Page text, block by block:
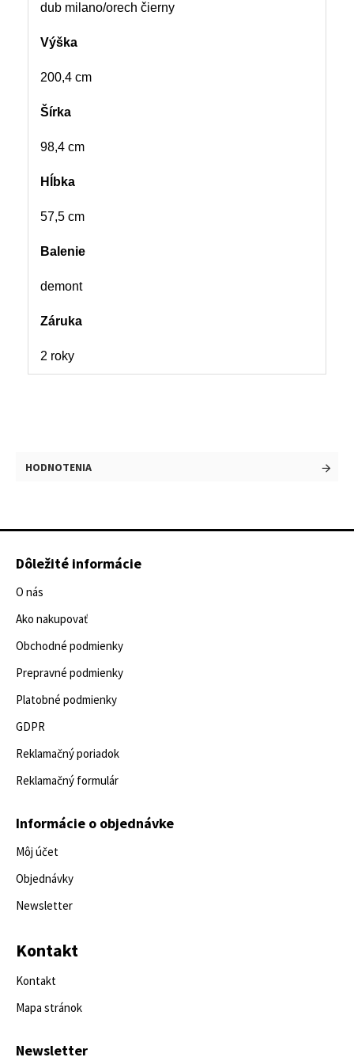
dub milano/orech čierny
Výška
200,4 cm
Šírka
98,4 cm
Hĺbka
57,5 cm
Balenie
demont
Záruka
2 roky
HODNOTENIA
Dôležité informácie
O nás
Ako nakupovať
Obchodné podmienky
Prepravné podmienky
Platobné podmienky
GDPR
Reklamačný poriadok
Reklamačný formulár
Informácie o objednávke
Môj účet
Objednávky
Newsletter
Kontakt
Kontakt
Mapa stránok
Newsletter